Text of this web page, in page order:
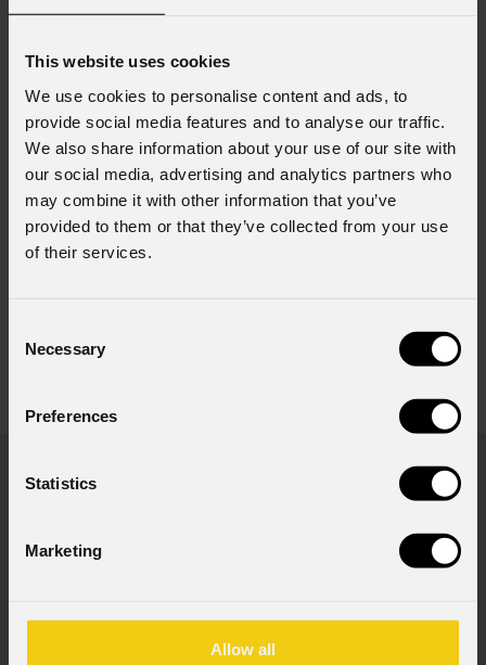
This website uses cookies
We use cookies to personalise content and ads, to
provide social media features and to analyse our traffic.
We also share information about your use of our site with
our social media, advertising and analytics partners who
may combine it with other information that you’ve
provided to them or that they’ve collected from your use
of their services.
Selection
Necessary
Preferences
Statistics
Marketing
Allow all
da 132W
Proiettore beam da
Testa mobile compatta e
precisa LED 14W
vedi varianti
Prodotti in evidenza